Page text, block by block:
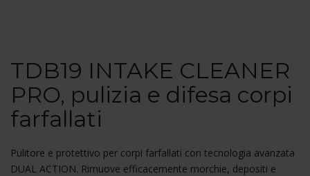
TDB19 INTAKE CLEANER
PRO, pulizia e difesa corpi
farfallati
Pulitore e protettivo per corpi farfallati con tecnologia avanzata
DUAL ACTION. Rimuove efficacemente morchie, depositi e